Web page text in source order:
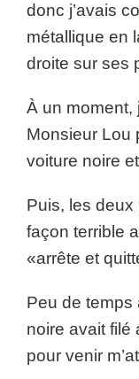
donc j’avais
métallique en
droite sur ses
À un moment,
Monsieur Lou
voiture noire
Puis, les deux
façon terrible
«arrête et
Peu de temps
noire avait filé
pour venir